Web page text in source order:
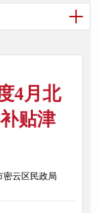
4月北
贴津
密云区民政局